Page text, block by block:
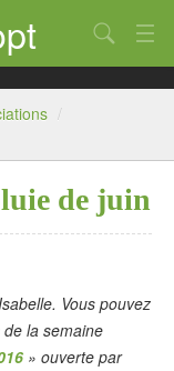
Chercher
/
de juin
Vous pouvez
la semaine
» ouverte par